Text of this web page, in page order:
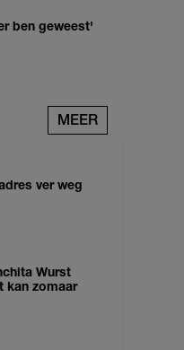
ben geweest'
MEER
ver weg
Wurst
kan zomaar